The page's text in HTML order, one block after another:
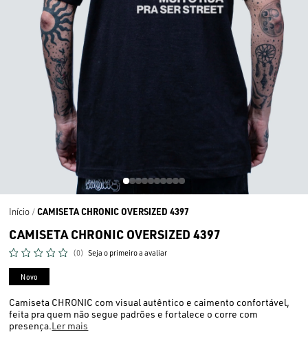
Início CAMISETA CHRONIC OVERSIZED 4397
CAMISETA CHRONIC OVERSIZED 4397
(0) Seja o primeiro a avaliar
Novo
Camiseta CHRONIC com visual autêntico e caimento confortável,
feita pra quem não segue padrões e fortalece o corre com
presença.Ler mais